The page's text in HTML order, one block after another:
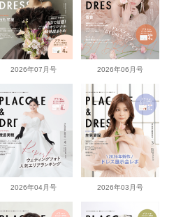
2026年07月号 2026年06月号
2026年04月号 2026年03月号